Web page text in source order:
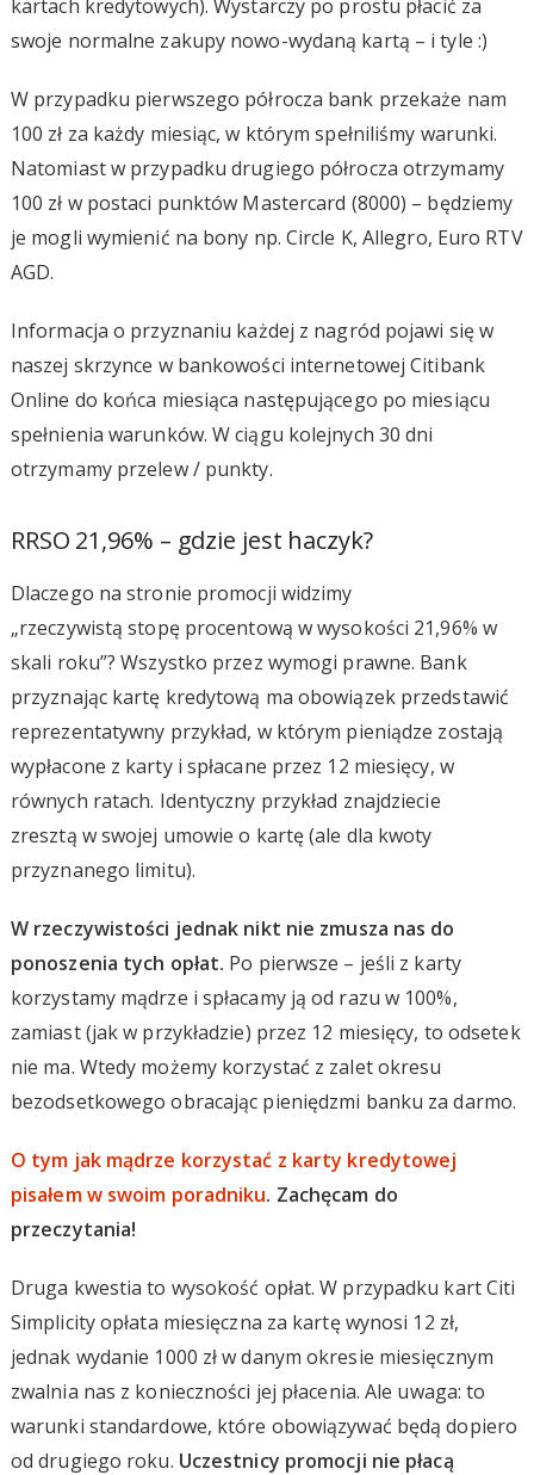
kartach kredytowych). Wystarczy po prostu płacić za
swoje normalne zakupy nowo-wydaną kartą – i tyle :)
W przypadku pierwszego półrocza bank przekaże nam
100 zł za każdy miesiąc, w którym spełniliśmy warunki.
Natomiast w przypadku drugiego półrocza otrzymamy
100 zł w postaci punktów Mastercard (8000) – będziemy
je mogli wymienić na bony np. Circle K, Allegro, Euro RTV
AGD.
Informacja o przyznaniu każdej z nagród pojawi się w
naszej skrzynce w bankowości internetowej Citibank
Online do końca miesiąca następującego po miesiącu
spełnienia warunków. W ciągu kolejnych 30 dni
otrzymamy przelew / punkty.
RRSO 21,96% – gdzie jest haczyk?
Dlaczego na stronie promocji widzimy
„rzeczywistą stopę procentową w wysokości 21,96% w
skali roku”? Wszystko przez wymogi prawne. Bank
przyznając kartę kredytową ma obowiązek przedstawić
reprezentatywny przykład, w którym pieniądze zostają
wypłacone z karty i spłacane przez 12 miesięcy, w
równych ratach. Identyczny przykład znajdziecie
zresztą w swojej umowie o kartę (ale dla kwoty
przyznanego limitu).
W rzeczywistości jednak nikt nie zmusza nas do
ponoszenia tych opłat. Po pierwsze – jeśli z karty
korzystamy mądrze i spłacamy ją od razu w 100%,
zamiast (jak w przykładzie) przez 12 miesięcy, to odsetek
nie ma. Wtedy możemy korzystać z zalet okresu
bezodsetkowego obracając pieniędzmi banku za darmo.
O tym jak mądrze korzystać z karty kredytowej
pisałem w swoim poradniku. Zachęcam do
przeczytania!
Druga kwestia to wysokość opłat. W przypadku kart Citi
Simplicity opłata miesięczna za kartę wynosi 12 zł,
jednak wydanie 1000 zł w danym okresie miesięcznym
zwalnia nas z konieczności jej płacenia. Ale uwaga: to
warunki standardowe, które obowiązywać będą dopiero
od drugiego roku. Uczestnicy promocji nie płacą